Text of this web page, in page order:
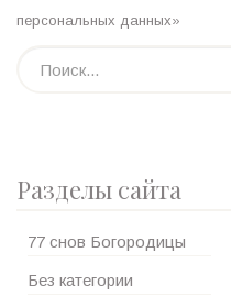
персональных данных»
Разделы сайта
77 снов Богородицы
Без категории